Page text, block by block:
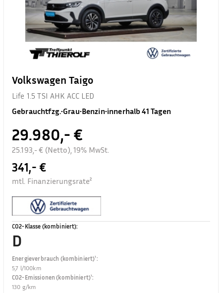
Volkswagen Taigo
Life 1.5 TSI AHK ACC LED
Gebrauchtfzg.•Grau•Benzin•innerhalb 41 Tagen
29.980,- €
25.193,- € (Netto), 19% MwSt.
341,- €
mtl. Finanzierungsrate²
CO2-Klasse (kombiniert):
D
Energieverbrauch (kombiniert)¹:
5,7 l/100km
CO2-Emissionen (kombiniert)¹:
130 g/km